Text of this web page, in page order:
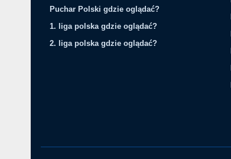
Puchar Polski gdzie oglądać?
1. liga polska gdzie oglądać?
2. liga polska gdzie oglądać?